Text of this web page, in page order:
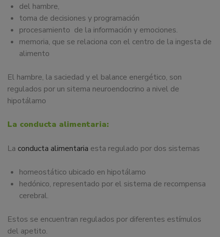
del hambre,
toma de decisiones y programación
procesamiento de la información y emociones.
memoria, que se relaciona con el centro de la ingesta de
alimento
El hambre, la saciedad y el balance energético, son
regulados por un sitema neuroendocrino a nivel de
hipotálamo
La conducta alimentaria:
La conducta alimentaria esta regulado por dos sistemas
homeostático ubicado en hipotálamo
hedónico, representado por el sistema de recompensa
cerebral.
Estos se encuentran regulados por diferentes estímulos
del apetito.